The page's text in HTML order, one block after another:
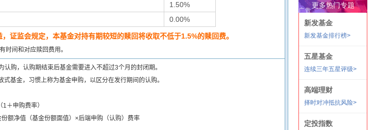
1.50%
0.00%
证监会规定，本基金对持有期较短的赎回将收取不低于1.5%的赎回费。
时间和对应赎回费用。
购，认购期结束后基金需要进入不超过3个月的封闭期。
基金，习惯上称为基金申购，以区分在发行期间的认购。
＋申购费率）
额净值（基金份额面值）×后端申购（认购）费率